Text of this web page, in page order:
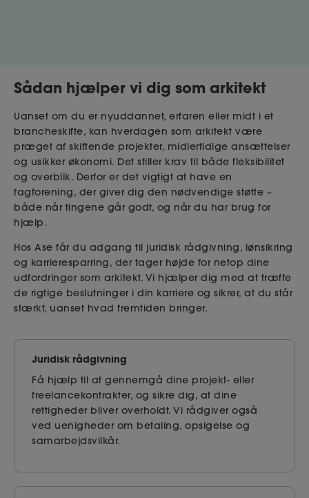
Sådan hjælper vi dig som arkitekt
Uanset om du er nyuddannet, erfaren eller midt i et
brancheskifte, kan hverdagen som arkitekt være
præget af skiftende projekter, midlertidige ansættelser
og usikker økonomi. Det stiller krav til både fleksibilitet
og overblik. Derfor er det vigtigt at have en
fagforening, der giver dig den nødvendige støtte –
både når tingene går godt, og når du har brug for
hjælp.
Hos Ase får du adgang til juridisk rådgivning, lønsikring
og karrieresparring, der tager højde for netop dine
udfordringer som arkitekt. Vi hjælper dig med at træffe
de rigtige beslutninger i din karriere og sikrer, at du står
stærkt, uanset hvad fremtiden bringer.
Juridisk rådgivning
Få hjælp til at gennemgå dine projekt- eller
freelancekontrakter, og sikre dig, at dine
rettigheder bliver overholdt. Vi rådgiver også
ved uenigheder om betaling, opsigelse og
samarbejdsvilkår.